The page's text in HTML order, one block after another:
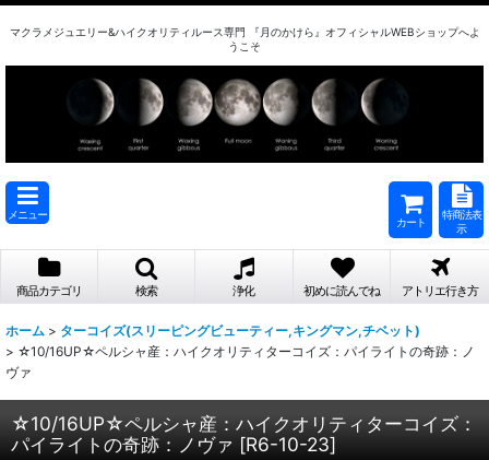
マクラメジュエリー&ハイクオリティルース専門 『月のかけら』オフィシャルWEBショップへよ
うこそ
メニュー
カート
特商法表
示
商品カテゴリ 検索 浄化 初めに読んでね アトリエ行き方
ホーム > ターコイズ(スリーピングビューティー,キングマン,チベット)
> ☆10/16UP☆ペルシャ産：ハイクオリティターコイズ：パイライトの奇跡：ノ
ヴァ
☆10/16UP☆ペルシャ産：ハイクオリティターコイズ：
パイライトの奇跡：ノヴァ [R6-10-23]